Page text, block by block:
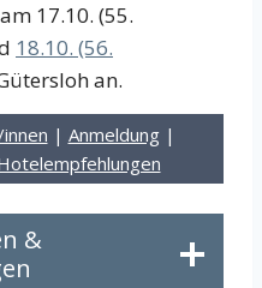
17.10. (55.
18.10. (56.
an.
| Anmeldung|
&